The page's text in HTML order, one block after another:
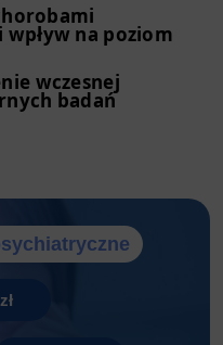
na poziom
wczesnej
badań